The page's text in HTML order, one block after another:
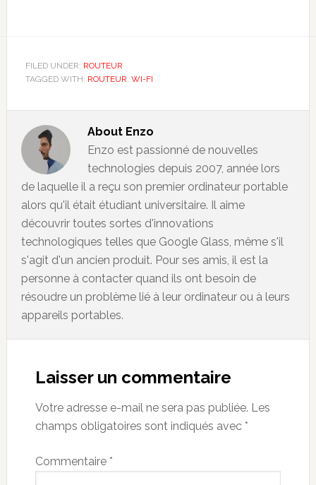
FILED UNDER: ROUTEUR
TAGGED WITH: ROUTEUR, WI-FI
About Enzo
Enzo est passionné de nouvelles
technologies depuis 2007, année lors
de laquelle il a reçu son premier ordinateur portable
alors qu'il était étudiant universitaire. Il aime
découvrir toutes sortes d'innovations
technologiques telles que Google Glass, même s'il
s'agit d'un ancien produit. Pour ses amis, il est la
personne à contacter quand ils ont besoin de
résoudre un problème lié à leur ordinateur ou à leurs
appareils portables.
Interactions
Laisser un commentaire
Votre adresse e-mail ne sera pas publiée. Les
champs obligatoires sont indiqués avec *
Commentaire *